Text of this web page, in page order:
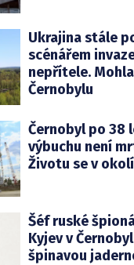
Ukrajina stále
scénářem
nepřítele.
Černobylu
Černobyl po 38
výbuchu není
Životu se v
Šéf ruské
Kyjev v
špinavou